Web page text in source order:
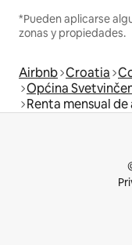
*Pueden aplicarse
zonas y propiedades.
Airbnb Croatia
Općina
Renta mensual